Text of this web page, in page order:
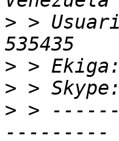
> >
>
>
> >